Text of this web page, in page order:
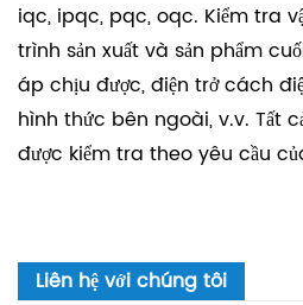
iqc, ipqc, pqc, oqc. Kiểm tra
trình sản xuất và sản phẩm
áp chịu được, điện trở cách
hình thức bên ngoài, v.v. Tất
được kiểm tra theo yêu cầu
Liên hệ với chúng tôi